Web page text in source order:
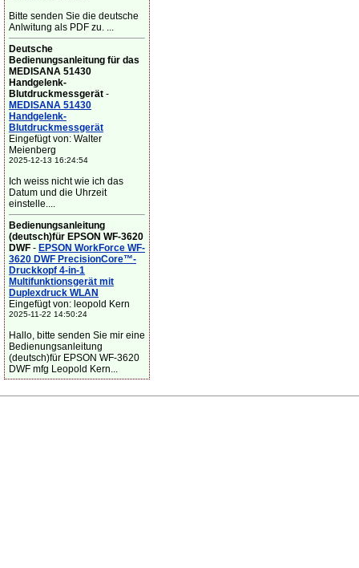
Bitte senden Sie die deutsche
Anlwitung als PDF zu. ...
Deutsche
Bedienungsanleitung für das
MEDISANA 51430
Handgelenk-
Blutdruckmessgerät -
MEDISANA 51430
Handgelenk-
Blutdruckmessgerät
Eingefügt von: Walter
Meienberg
2025-12-13 16:24:54
Ich weiss nicht wie ich das
Datum und die Uhrzeit
einstelle....
Bedienungsanleitung
(deutsch)für EPSON WF-3620
DWF - EPSON WorkForce WF-
3620 DWF PrecisionCore™-
Druckkopf 4-in-1
Multifunktionsgerät mit
Duplexdruck WLAN
Eingefügt von: leopold Kern
2025-11-22 14:50:24
Hallo, bitte senden Sie mir eine
Bedienungsanleitung
(deutsch)für EPSON WF-3620
DWF mfg Leopold Kern...